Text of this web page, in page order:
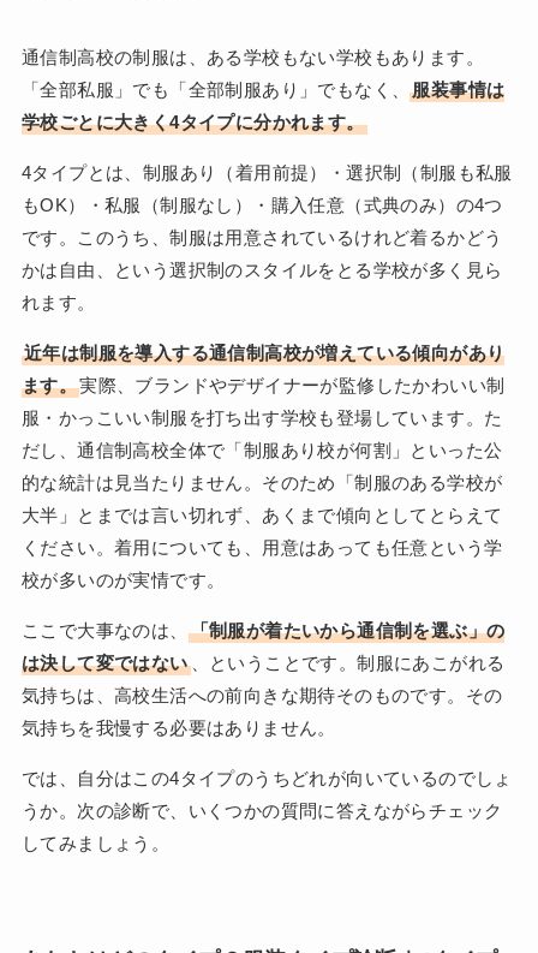
通信制高校の制服は、ある学校もない学校もあります。
「全部私服」でも「全部制服あり」でもなく、服装事情は
学校ごとに大きく4タイプに分かれます。
4タイプとは、制服あり（着用前提）・選択制（制服も私服
もOK）・私服（制服なし）・購入任意（式典のみ）の4つ
です。このうち、制服は用意されているけれど着るかどう
かは自由、という選択制のスタイルをとる学校が多く見ら
れます。
近年は制服を導入する通信制高校が増えている傾向があり
ます。実際、ブランドやデザイナーが監修したかわいい制
服・かっこいい制服を打ち出す学校も登場しています。た
だし、通信制高校全体で「制服あり校が何割」といった公
的な統計は見当たりません。そのため「制服のある学校が
大半」とまでは言い切れず、あくまで傾向としてとらえて
ください。着用についても、用意はあっても任意という学
校が多いのが実情です。
ここで大事なのは、
「制服が着たいから通信制を選ぶ」の
は決して変ではない、ということです。制服にあこがれる
気持ちは、高校生活への前向きな期待そのものです。その
気持ちを我慢する必要はありません。
では、自分はこの4タイプのうちどれが向いているのでしょ
うか。次の診断で、いくつかの質問に答えながらチェック
してみましょう。